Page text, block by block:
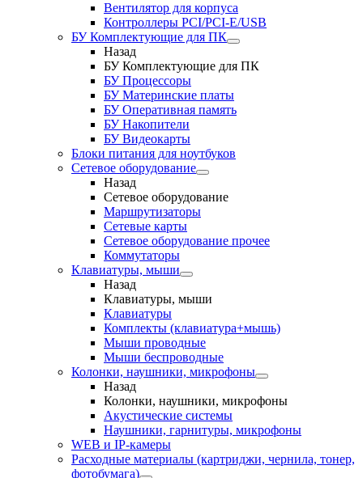
Вентилятор для корпуса
Контроллеры PCI/PCI-E/USB
БУ Комплектующие для ПК
Назад
БУ Комплектующие для ПК
БУ Процессоры
БУ Материнские платы
БУ Оперативная память
БУ Накопители
БУ Видеокарты
Блоки питания для ноутбуков
Сетевое оборудование
Назад
Сетевое оборудование
Маршрутизаторы
Сетевые карты
Сетевое оборудование прочее
Коммутаторы
Клавиатуры, мыши
Назад
Клавиатуры, мыши
Клавиатуры
Комплекты (клавиатура+мышь)
Мыши проводные
Мыши беспроводные
Колонки, наушники, микрофоны
Назад
Колонки, наушники, микрофоны
Акустические системы
Наушники, гарнитуры, микрофоны
WEB и IP-камеры
Расходные материалы (картриджи, чернила, тонер,
фотобумага)